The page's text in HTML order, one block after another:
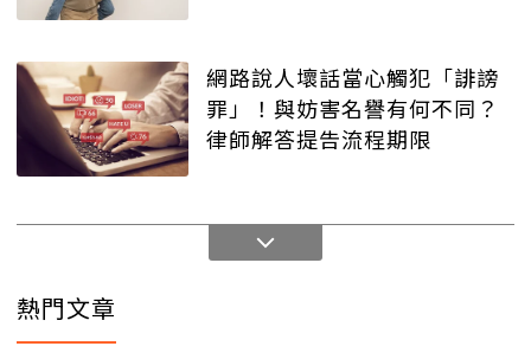
網路說人壞話當心觸犯「誹謗
罪」！與妨害名譽有何不同？
律師解答提告流程期限
熱門文章